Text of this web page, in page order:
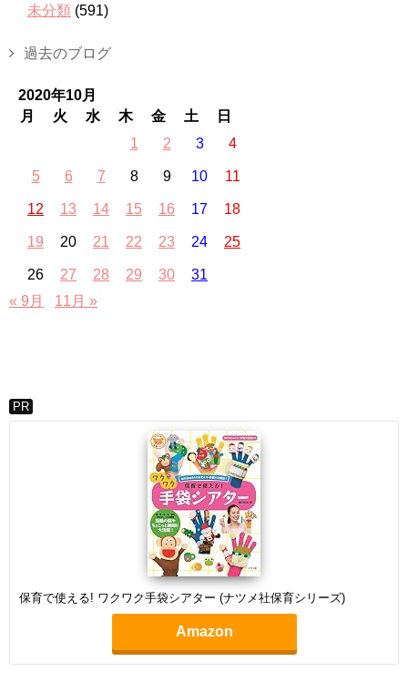
未分類 (591)
過去のブログ
2020年10月
月
火 水 木 金 土
日
1
2 3 4
5 6 7 8 9 10 11
12 13 14 15 16 17 18
19 20 21 22 23 24 25
26 27 28 29 30
31
« 9月
11月 »
PR
保育で使える! ワクワク手袋シアター (ナツメ社保育シリーズ)
Amazon